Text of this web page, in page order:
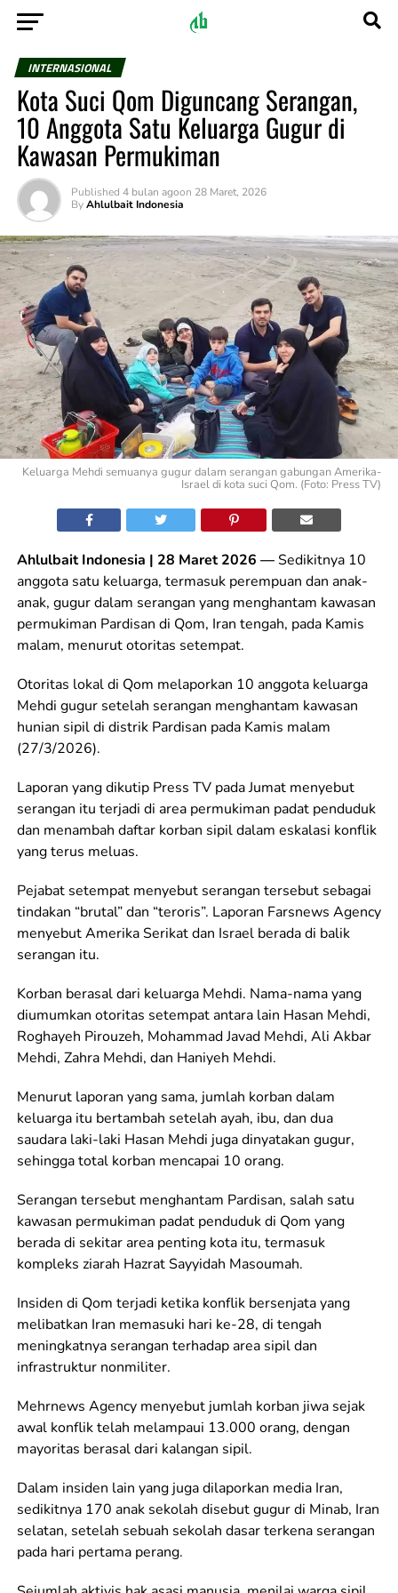
INTERNASIONAL
Kota Suci Qom Diguncang Serangan,
10 Anggota Satu Keluarga Gugur di
Kawasan Permukiman
Published 4 bulan agoon 28 Maret, 2026
By Ahlulbait Indonesia
Keluarga Mehdi semuanya gugur dalam serangan gabungan Amerika-
Israel di kota suci Qom. (Foto: Press TV)
Ahlulbait Indonesia | 28 Maret 2026 —Sedikitnya 10
anggota satu keluarga, termasuk perempuan dan anak-
anak, gugur dalam serangan yang menghantam kawasan
permukiman Pardisan di Qom, Iran tengah, pada Kamis
malam, menurut otoritas setempat.
Otoritas lokal di Qom melaporkan 10 anggota keluarga
Mehdi gugur setelah serangan menghantam kawasan
hunian sipil di distrik Pardisan pada Kamis malam
(27/3/2026).
Laporan yang dikutip Press TV pada Jumat menyebut
serangan itu terjadi di area permukiman padat penduduk
dan menambah daftar korban sipil dalam eskalasi konflik
yang terus meluas.
Pejabat setempat menyebut serangan tersebut sebagai
tindakan “brutal” dan “teroris”. Laporan Farsnews Agency
menyebut Amerika Serikat dan Israel berada di balik
serangan itu.
Korban berasal dari keluarga Mehdi. Nama-nama yang
diumumkan otoritas setempat antara lain Hasan Mehdi,
Roghayeh Pirouzeh, Mohammad Javad Mehdi, Ali Akbar
Mehdi, Zahra Mehdi, dan Haniyeh Mehdi.
Menurut laporan yang sama, jumlah korban dalam
keluarga itu bertambah setelah ayah, ibu, dan dua
saudara laki-laki Hasan Mehdi juga dinyatakan gugur,
sehingga total korban mencapai 10 orang.
Serangan tersebut menghantam Pardisan, salah satu
kawasan permukiman padat penduduk di Qom yang
berada di sekitar area penting kota itu, termasuk
kompleks ziarah Hazrat Sayyidah Masoumah.
Insiden di Qom terjadi ketika konflik bersenjata yang
melibatkan Iran memasuki hari ke-28, di tengah
meningkatnya serangan terhadap area sipil dan
infrastruktur nonmiliter.
Mehrnews Agency menyebut jumlah korban jiwa sejak
awal konflik telah melampaui 13.000 orang, dengan
mayoritas berasal dari kalangan sipil.
Dalam insiden lain yang juga dilaporkan media Iran,
sedikitnya 170 anak sekolah disebut gugur di Minab, Iran
selatan, setelah sebuah sekolah dasar terkena serangan
pada hari pertama perang.